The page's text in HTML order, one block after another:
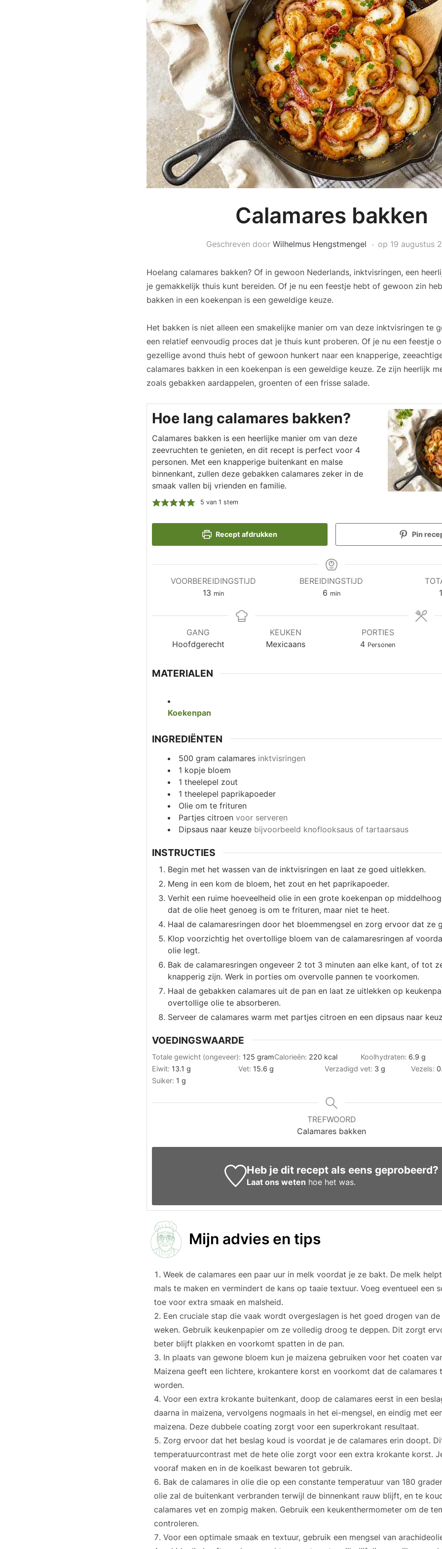
Calamares bakken
Geschreven door Wilhelmus Hengstmengel op 19 augustus
Hoelang calamares bakken? Of in gewoon Nederlands, inktvisringen, een
je gemakkelijk thuis kunt bereiden. Of je nu een feestje hebt of gewoon zin
bakken in een koekenpan is een geweldige keuze.
Het bakken is niet alleen een smakelijke manier om van deze inktvisringen te
een relatief eenvoudig proces dat je thuis kunt proberen. Of je nu een feestje
gezellige avond thuis hebt of gewoon hunkert naar een knapperige,
calamares bakken in een koekenpan is een geweldige keuze. Ze zijn heerlijk
zoals gebakken aardappelen, groenten of een frisse salade.
Hoe lang calamares bakken?
Calamares bakken is een heerlijke manier om van deze
zeevruchten te genieten, en dit recept is perfect voor 4
personen. Met een knapperige buitenkant en malse
binnenkant, zullen deze gebakken calamares zeker in de
smaak vallen bij vrienden en familie.
5 van 1 stem
Recept afdrukken Pin
VOORBEREIDINGSTIJD
13 minuten
min
BEREIDINGSTIJD
6minuten
min
GANG
Hoofdgerecht
KEUKEN
Mexicaans
PORTIES
4 Personen
MATERIALEN
Koekenpan
INGREDIËNTEN
500 gram calamares inktvisringen
1 kopje bloem
1 theelepel zout
1 theelepel paprikapoeder
Olie om te frituren
Partjes citroen voor serveren
Dipsaus naar keuze bijvoorbeeld knoflooksaus of tartaarsaus
INSTRUCTIES
Begin met het wassen van de inktvisringen en laat ze goed uitlekken.
Meng in een kom de bloem, het zout en het paprikapoeder.
Verhit een ruime hoeveelheid olie in een grote koekenpan op
dat de olie heet genoeg is om te frituren, maar niet te heet.
Haal de calamaresringen door het bloemmengsel en zorg ervoor dat ze
Klop voorzichtig het overtollige bloem van de calamaresringen af
olie legt.
Bak de calamaresringen ongeveer 2 tot 3 minuten aan elke kant, of tot
knapperig zijn. Werk in porties om overvolle pannen te voorkomen.
Haal de gebakken calamares uit de pan en laat ze uitlekken op
overtollige olie te absorberen.
Serveer de calamares warm met partjes citroen en een dipsaus naar
VOEDINGSWAARDE
Totale gewicht (ongeveer): 125 gramCalorieën: 220 kcal Koolhydraten: 6.9 g
Eiwit: 13.1 g Vet: 15.6 g Verzadigd vet: 3 g Vezels:
Suiker: 1 g
TREFWOORD
Calamares bakken
Heb je dit recept als eens geprobeerd?
Laat ons weten hoe het was.
Mijn advies en tips
Week de calamares een paar uur in melk voordat je ze bakt. De melk
mals te maken en vermindert de kans op taaie textuur. Voeg eventueel een
toe voor extra smaak en malsheid.
Een cruciale stap die vaak wordt overgeslagen is het goed drogen van de
weken. Gebruik keukenpapier om ze volledig droog te deppen. Dit zorgt
beter blijft plakken en voorkomt spatten in de pan.
In plaats van gewone bloem kun je maizena gebruiken voor het coaten
Maizena geeft een lichtere, krokantere korst en voorkomt dat de
worden.
Voor een extra krokante buitenkant, doop de calamares eerst in een
daarna in maizena, vervolgens nogmaals in het ei-mengsel, en eindig met
maizena. Deze dubbele coating zorgt voor een superkrokant resultaat.
Zorg ervoor dat het beslag koud is voordat je de calamares erin doopt.
temperatuurcontrast met de hete olie zorgt voor een extra krokante korst.
vooraf maken en in de koelkast bewaren tot gebruik.
Bak de calamares in olie die op een constante temperatuur van 180
olie zal de buitenkant verbranden terwijl de binnenkant rauw blijft, en te
calamares vet en zompig maken. Gebruik een keukenthermometer om de
controleren.
Voor een optimale smaak en textuur, gebruik een mengsel van